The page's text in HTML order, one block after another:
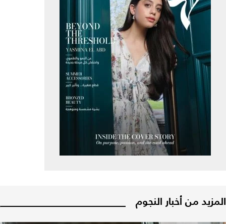
المزيد من أخبار النجوم